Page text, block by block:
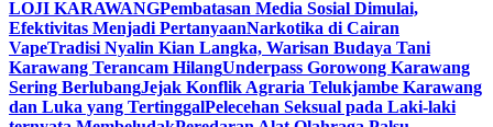
LOJI KARAWANGPembatasan Media Sosial Dimulai,
Efektivitas Menjadi PertanyaanNarkotika di Cairan
VapeTradisi Nyalin Kian Langka, Warisan Budaya Tani
Karawang Terancam HilangUnderpass Gorowong Karawang
Sering BerlubangJejak Konflik Agraria Telukjambe Karawang
dan Luka yang TertinggalPelecehan Seksual pada Laki-laki